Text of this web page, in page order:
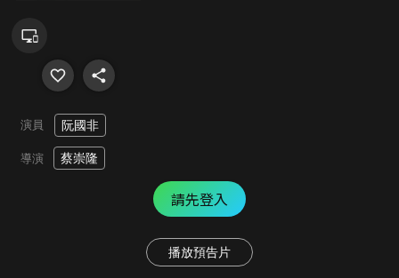
演員 阮國非
導演 蔡崇隆
請先登入
播放預告片